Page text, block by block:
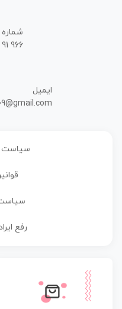
شماره
966
ایمیل
سیاست
سیاست
رفع